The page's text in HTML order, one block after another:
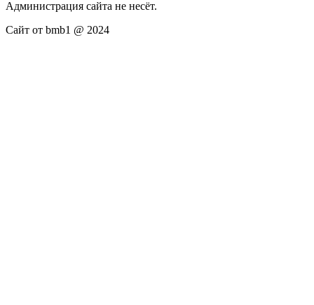
Администрация сайта не несёт.
Сайт от bmb1 @ 2024